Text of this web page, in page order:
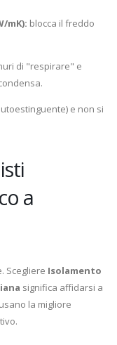
mK): blocca il freddo
di "respirare" e
e non si
a
Scegliere Isolamento
significa affidarsi a
la migliore